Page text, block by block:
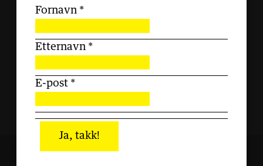
Fornavn *
Etternavn *
E-post *
Ja, takk!